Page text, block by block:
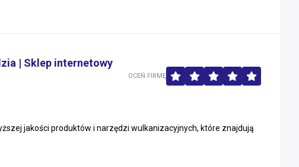
| Sklep internetowy
jakości produktów i narzędzi wulkanizacyjnych, które znajdują
OCEŃ FIRMĘ